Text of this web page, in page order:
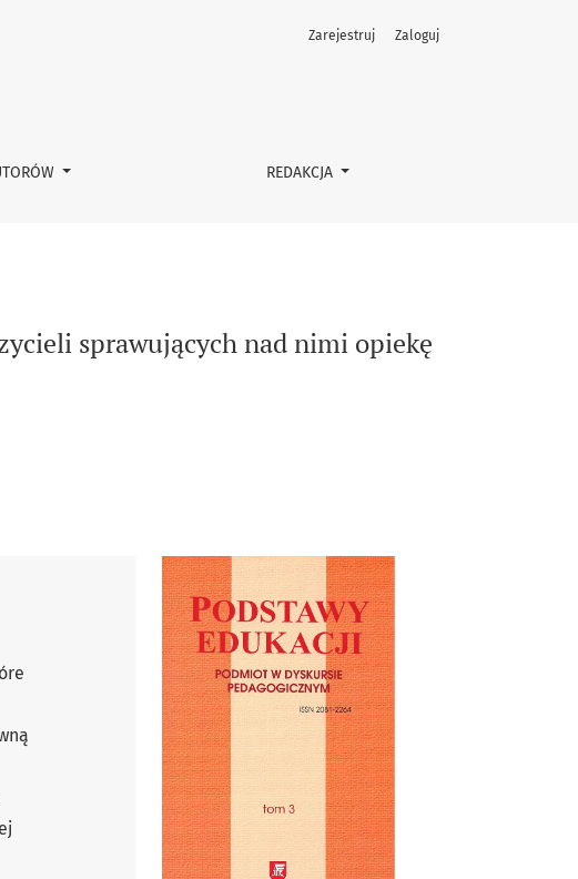
REDAKCJA
Zarejestruj Zaloguj
sprawujących nad nimi opiekę